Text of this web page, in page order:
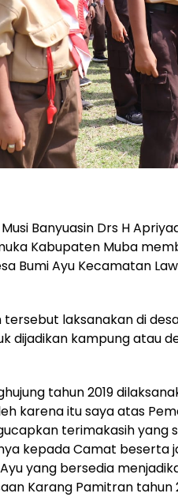
Banyuasin Drs H
Kabupaten Muba
Bumi Ayu Kecamatan
laksanakan di
dijadikan kampung atau
tahun 2019
karena itu saya atas
terimakasih
kepada Camat beserta
yang bersedia
Karang Pamitran tahun